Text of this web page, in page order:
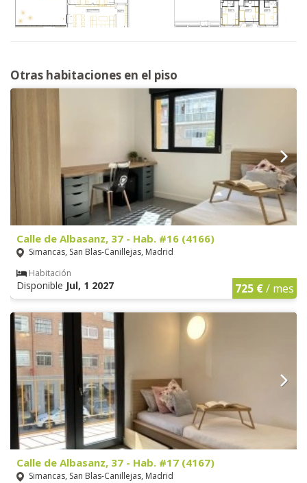
Otras habitaciones en el piso
Calle de Albasanz, 37 - Hab. #16 (4166)
Simancas, San Blas-Canillejas, Madrid
Habitación
Disponible Jul, 1 2027 725 €/ mes
Calle de Albasanz, 37 - Hab. #17 (4167)
Simancas, San Blas-Canillejas, Madrid